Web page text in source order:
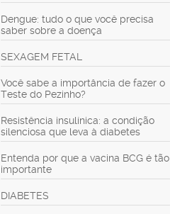
Dengue: tudo o que você precisa
saber sobre a doença
SEXAGEM FETAL
Você sabe a importância de fazer o
Teste do Pezinho?
Resistência insulínica: a condição
silenciosa que leva à diabetes
Entenda por que a vacina BCG é tão
importante
DIABETES